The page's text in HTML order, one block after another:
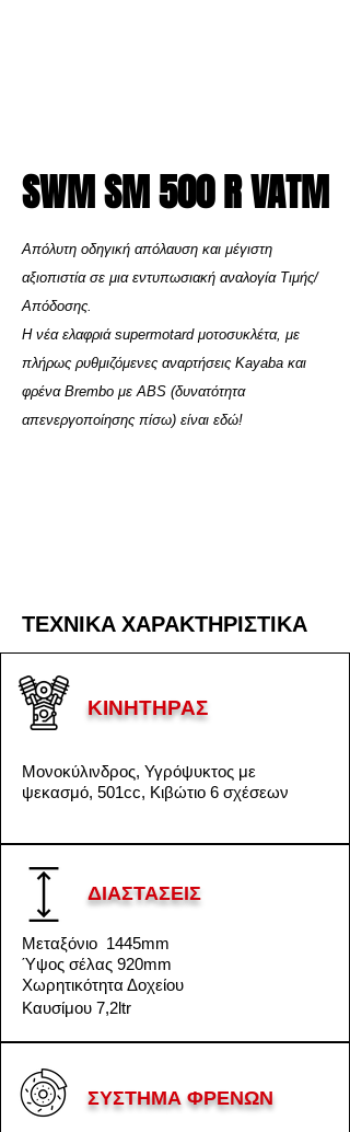
SWM SM 500 R VATM
SWM SM 500 R VATM
Απόλυτη οδηγική απόλαυση και μέγιστη
αξιοπιστία σε μια εντυπωσιακή αναλογία Τιμής/
Απόδοσης.
Η νέα ελαφριά supermotard μοτοσυκλέτα, με
πλήρως ρυθμιζόμενες αναρτήσεις Kayaba και
φρένα Brembo με ABS (δυνατότητα
απενεργοποίησης πίσω) είναι εδώ!
ΤΕΧΝΙΚΑ ΧΑΡΑΚΤΗΡΙΣΤΙΚΑ
ΤΕΧΝΙΚΑ ΧΑΡΑΚΤΗΡΙΣΤΙΚΑ
ΚΙΝΗΤΗΡΑΣ
Μονοκύλινδρος, Υγρόψυκτος με
ψεκασμό, 501cc, Κιβώτιο 6 σχέσεων
ΔΙΑΣΤΑΣΕΙΣ
Μεταξόνιο 1445mm
Ύψος σέλας 920mm
Χωρητικότητα Δοχείου
Καυσίμου 7,2ltr
ΣΥΣΤΗΜΑ ΦΡΕΝΩΝ